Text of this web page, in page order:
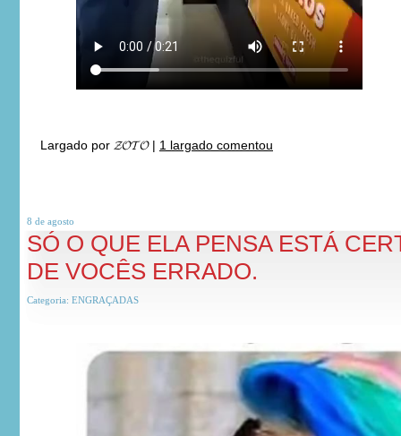
Largado por 𝓩𝓞𝓣𝓞| 1 largado comentou
8 de agosto
SÓ O QUE ELA PENSA ESTÁ
DE VOCÊS ERRADO.
Categoria: ENGRAÇADAS